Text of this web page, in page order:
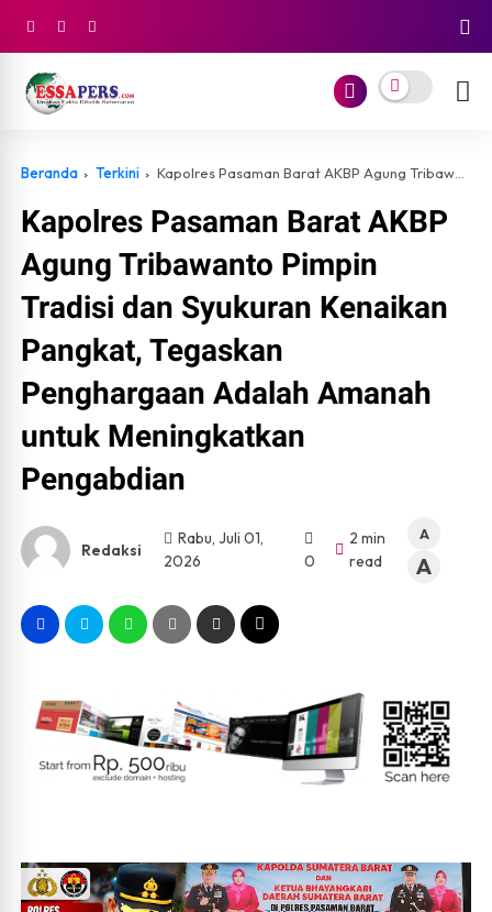
Beranda Terkini Kapolres Pasaman Barat AKBP Agung Tribawanto Pimpin Tradisi dan Syukuran Kenaikan Pangkat, Tegaskan Penghargaan Adalah Amanah untuk Meningkatkan Pengabdian
Kapolres Pasaman Barat AKBP
Agung Tribawanto Pimpin
Tradisi dan Syukuran Kenaikan
Pangkat, Tegaskan
Penghargaan Adalah Amanah
untuk Meningkatkan
Pengabdian
Redaksi
Rabu, Juli 01,
2026
0
2 min
read
A
A